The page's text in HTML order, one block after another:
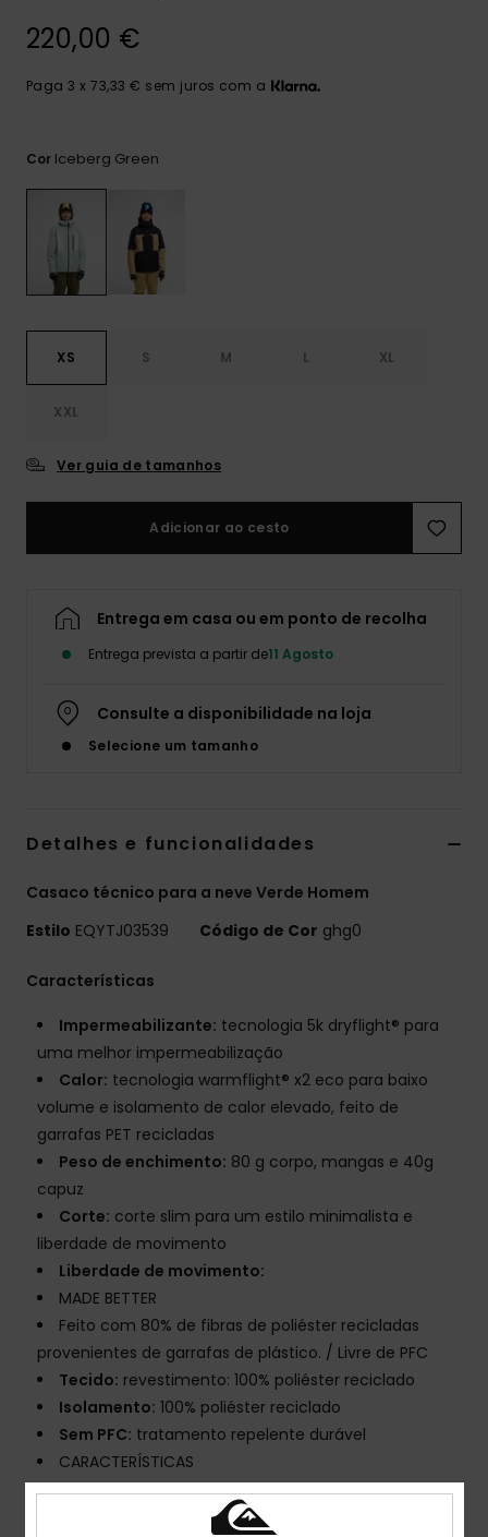
mais
frequentes e o
220,00 €
Paga 3 x 73,33 € sem juros com a
Cor Iceberg Green
XS S M L XL
XXL
Ver guia de tamanhos
Adicionar ao cesto
Entrega em casa ou em ponto de recolha
Entrega prevista a partir de11 Agosto
Consulte a disponibilidade na loja
Selecione um tamanho
Detalhes e funcionalidades
Casaco técnico para a neve Verde Homem
Estilo EQYTJ03539 Código de Cor ghg0
Características
Impermeabilizante: tecnologia 5k dryflight® para
uma melhor impermeabilização
Calor: tecnologia warmflight® x2 eco para baixo
volume e isolamento de calor elevado, feito de
garrafas PET recicladas
Peso de enchimento: 80 g corpo, mangas e 40g
capuz
Corte: corte slim para um estilo minimalista e
liberdade de movimento
Liberdade de movimento:
MADE BETTER
Feito com 80% de fibras de poliéster recicladas
provenientes de garrafas de plástico. / Livre de PFC
Tecido: revestimento: 100% poliéster reciclado
Isolamento: 100% poliéster reciclado
Sem PFC: tratamento repelente durável
CARACTERÍSTICAS
Costuras:fitas nas costuras em zonas críticas
tafetá leve traçado com tricô escovado para